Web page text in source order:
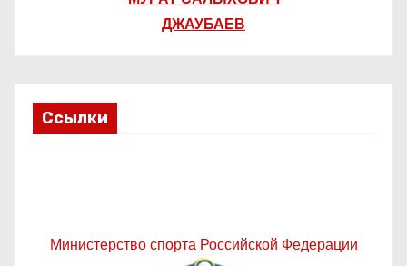
ДЖАУБАЕВ
Ссылки
Министерство спорта Российской Федерации